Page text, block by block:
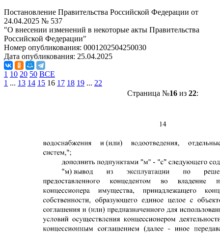
Постановление Правительства Российской Федерации от
24.04.2025 № 537
"О внесении изменений в некоторые акты Правительства
Российской Федерации"
Номер опубликования: 0001202504250030
Дата опубликования: 25.04.2025
1 10 20 50 ВСЕ
1 ... 13 14 15 16 17 18 19 ... 22
Страница №16из 22: